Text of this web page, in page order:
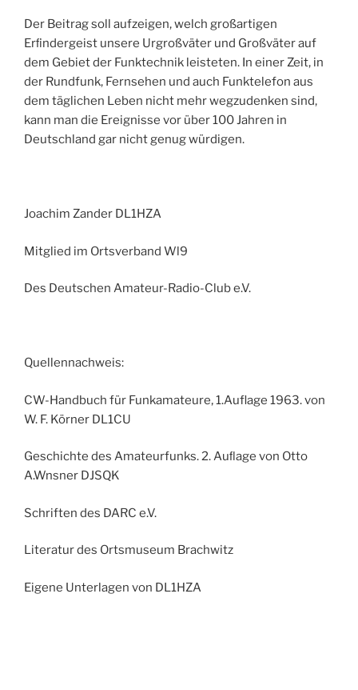
Der Beitrag soll aufzeigen, welch großartigen
Erﬁndergeist unsere Urgroßväter und Großväter auf
dem Gebiet der Funktechnik leisteten. In einer Zeit, in
der Rundfunk, Fernsehen und auch Funktelefon aus
dem täglichen Leben nicht mehr wegzudenken sind,
kann man die Ereignisse vor über 100 Jahren in
Deutschland gar nicht genug würdigen.
Joachim Zander DL1HZA
Mitglied im Ortsverband Wl9
Des Deutschen Amateur-Radio-Club e.V.
Quellennachweis:
CW-Handbuch für Funkamateure‚ 1.Auflage 1963. von
W. F. Körner DL1CU
Geschichte des Amateurfunks. 2. Auﬂage von Otto
A.Wnsner DJSQK
Schriften des DARC e.V.
Literatur des Ortsmuseum Brachwitz
Eigene Unterlagen von DL1HZA